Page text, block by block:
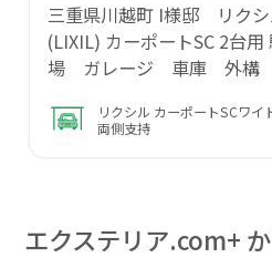
三重県川越町 I様邸 リク
(LIXIL) カーポートSC 2台用
場 ガレージ 車庫 外構
リクシル カーポートSCワイ
両側支持
エクステリア.com+